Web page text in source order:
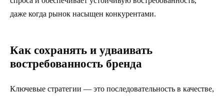
даже когда рынок насыщен конкурентами.
Как сохранять и удваивать
востребованность бренда
Ключевые стратегии — это последовательность в качестве,